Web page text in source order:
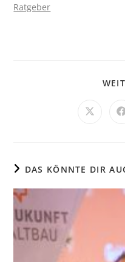
Ratgeber
DAS KÖNNTE DIR